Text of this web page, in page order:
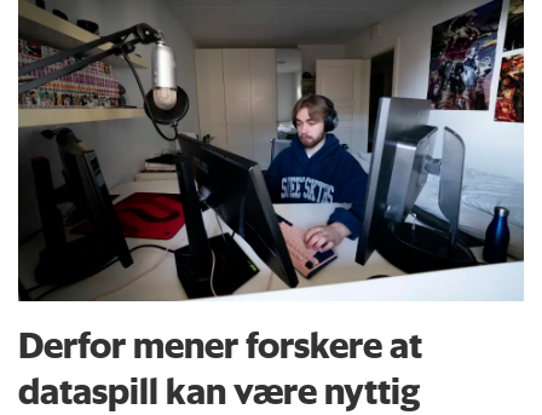
Derfor mener forskere at
dataspill kan være nyttig